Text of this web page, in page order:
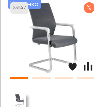
23947
Новинка %